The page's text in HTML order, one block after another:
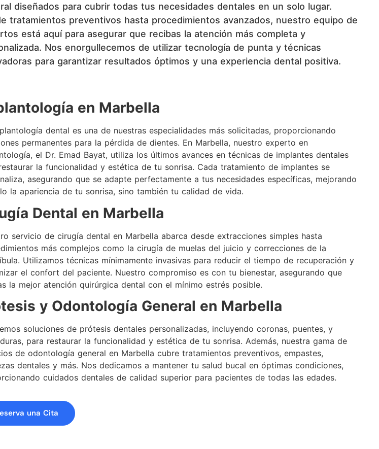
diseñados para cubrir todas tus necesidades dentales en un solo lugar.
tratamientos preventivos hasta procedimientos avanzados, nuestro equipo de
está aquí para asegurar que recibas la atención más completa y
Nos enorgullecemos de utilizar tecnología de punta y técnicas
para garantizar resultados óptimos y una experiencia dental positiva.
en Marbella
dental es una de nuestras especialidades más solicitadas, proporcionando
permanentes para la pérdida de dientes. En Marbella, nuestro experto en
el Dr. Emad Bayat, utiliza los últimos avances en técnicas de implantes dentales
la funcionalidad y estética de tu sonrisa. Cada tratamiento de implantes se
asegurando que se adapte perfectamente a tus necesidades específicas, mejorando
la apariencia de tu sonrisa, sino también tu calidad de vida.
Dental en Marbella
servicio de cirugía dental en Marbella abarca desde extracciones simples hasta
más complejos como la cirugía de muelas del juicio y correcciones de la
Utilizamos técnicas mínimamente invasivas para reducir el tiempo de recuperación y
el confort del paciente. Nuestro compromiso es con tu bienestar, asegurando que
la mejor atención quirúrgica dental con el mínimo estrés posible.
y Odontología General en Marbella
soluciones de prótesis dentales personalizadas, incluyendo coronas, puentes, y
para restaurar la funcionalidad y estética de tu sonrisa. Además, nuestra gama de
de odontología general en Marbella cubre tratamientos preventivos, empastes,
dentales y más. Nos dedicamos a mantener tu salud bucal en óptimas condiciones,
cuidados dentales de calidad superior para pacientes de todas las edades.
una Cita